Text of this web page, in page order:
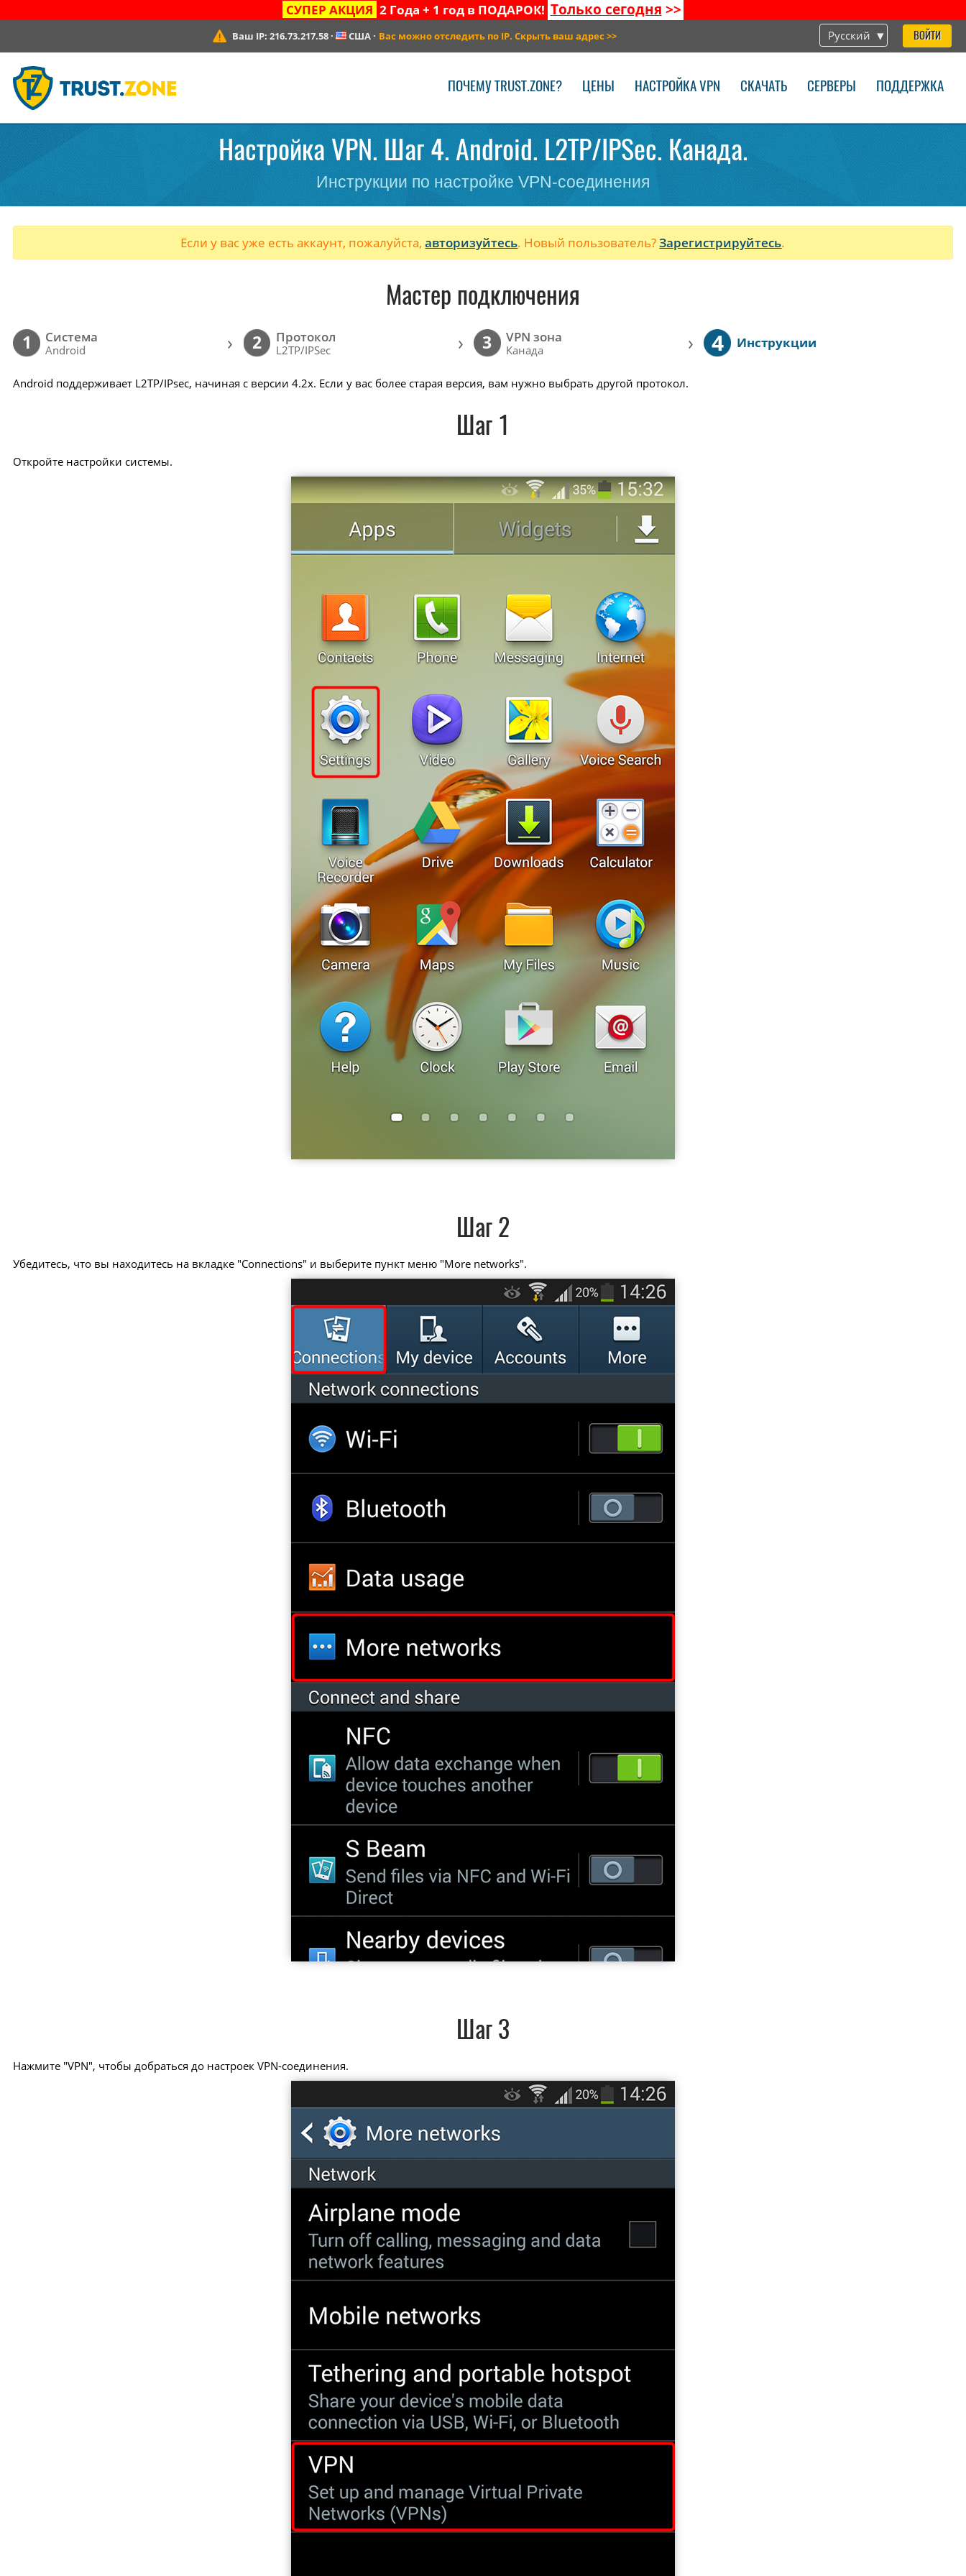
СУПЕР АКЦИЯ 2 Года + 1 год в ПОДАРОК! Только сегодня >>
Русский ВОЙТИ
Ваш IP: 216.73.217.58· США · Вас можно отследить по IP. Скрыть ваш адрес >>
ПОЧЕМУ TRUST.ZONE? ЦЕНЫ НАСТРОЙКА VPN СКАЧАТЬ СЕРВЕРЫ ПОДДЕРЖКА
Настройка VPN. Шаг 4. Android. L2TP/IPSec. Канада.
Инструкции по настройке VPN-соединения
Если у вас уже есть аккаунт, пожалуйста,авторизуйтесь. Новый пользователь?Зарегистрируйтесь.
Мастер подключения
1 Cистема
Android › 2 Протокол
L2TP/IPSec › 3 VPN зона
Канада › 4 Инструкции
Android поддерживает L2TP/IPsec, начиная с версии 4.2x. Если у вас более старая версия, вам нужно выбрать другой протокол.
Шаг 1
Откройте настройки системы.
Шаг 2
Убедитесь, что вы находитесь на вкладке "Connections" и выберите пункт меню "More networks".
Шаг 3
Нажмите "VPN", чтобы добраться до настроек VPN-соединения.